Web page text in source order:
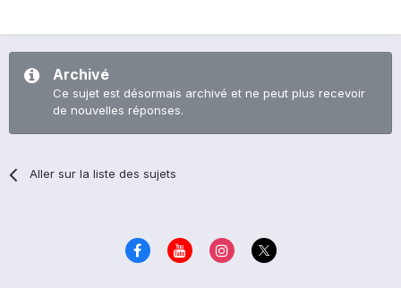
Archivé
Ce sujet est désormais archivé et ne peut plus recevoir
de nouvelles réponses.
Aller sur la liste des sujets